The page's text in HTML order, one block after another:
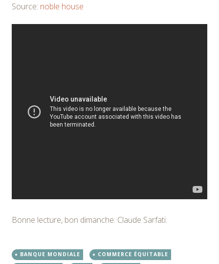
Source: noble house
Bonne lecture, bon dimanche: Claude Sarfati.
BANQUE MONDIALE
COMMERCE ÉQUITABLE